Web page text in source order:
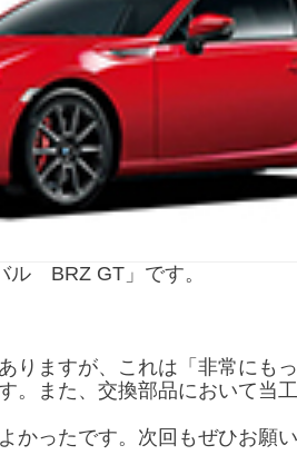
ル BRZ GT」です。
ますが、これは「非常にも
また、交換部品において当
ったです。次回もぜひお願